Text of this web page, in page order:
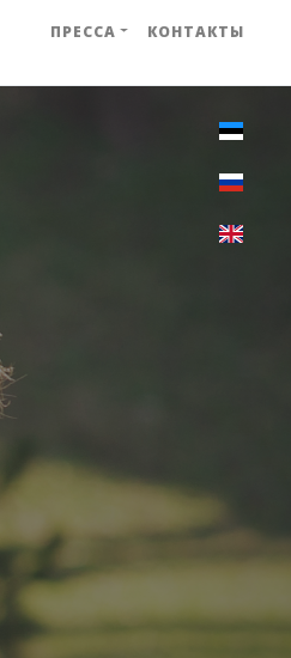
ПРЕССА КОНТАКТЫ